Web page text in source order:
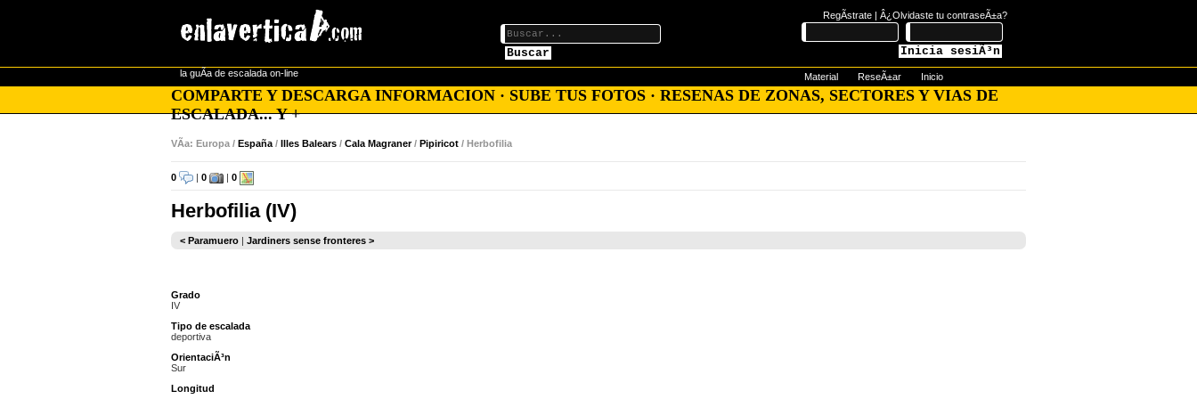
Buscar
RegÃ­strate | Â¿Olvidaste tu contraseÃ±a?
Inicia sesiÃ³n
la guÃ­a de escalada on-line Material ReseÃ±ar Inicio
COMPARTE Y DESCARGA INFORMACION · SUBE TUS FOTOS · RESENAS DE ZONAS, SECTORES Y VIAS DE
ESCALADA... Y +
VÃ­a: Europa / España / Illes Balears / Cala Magraner/ Pipiricot / Herbofilia
0 | 0 | 0
Herbofilia (IV)
< Paramuero | Jardiners sense fronteres >
Grado
IV
Tipo de escalada
deportiva
OrientaciÃ³n
Sur
Longitud